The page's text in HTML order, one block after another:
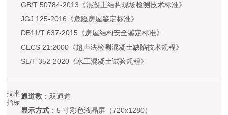
GB/T 50784-2013《混凝土结构现场检测技术标准》
JGJ 125-2016《危险房屋鉴定标准》
DB11/T 637-2015《房屋结构安全鉴定标准》
CECS 21:2000《超声法检测混凝土缺陷技术规程》
SL/T 352-2020《水工混凝土试验规程》
技术
指标
通道数 ：双通道
显示方式 ：5 寸彩色液晶屏（720x1280）